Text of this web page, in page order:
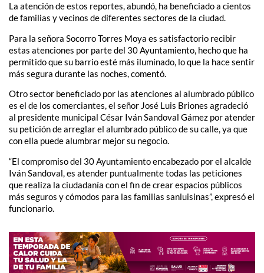
La atención de estos reportes, abundó, ha beneficiado a cientos
de familias y vecinos de diferentes sectores de la ciudad.
Para la señora Socorro Torres Moya es satisfactorio recibir
estas atenciones por parte del 30 Ayuntamiento, hecho que ha
permitido que su barrio esté más iluminado, lo que la hace sentir
más segura durante las noches, comentó.
Otro sector beneficiado por las atenciones al alumbrado público
es el de los comerciantes, el señor José Luis Briones agradeció
al presidente municipal César Iván Sandoval Gámez por atender
su petición de arreglar el alumbrado público de su calle, ya que
con ella puede alumbrar mejor su negocio.
“El compromiso del 30 Ayuntamiento encabezado por el alcalde
Iván Sandoval, es atender puntualmente todas las peticiones
que realiza la ciudadanía con el fin de crear espacios públicos
más seguros y cómodos para las familias sanluisinas”, expresó el
funcionario.